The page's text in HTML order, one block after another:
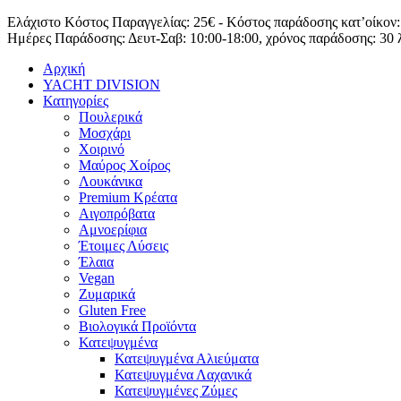
Μετάβαση
στο
Ελάχιστο Κόστος Παραγγελίας: 25€ - Κόστος παράδοσης
Ημέρες Παράδοσης: Δευτ-Σαβ: 10:00-18:00, χρόνος παράδοσης: 30
Αρχική
YACHT DIVISION
Κατηγορίες
Πουλερικά
Μοσχάρι
Χοιρινό
Μαύρος Χοίρος
Λουκάνικα
Premium Κρέατα
Αιγοπρόβατα
Αμνοερίφια
Έτοιμες Λύσεις
Έλαια
Vegan
Ζυμαρικά
Gluten Free
Βιολογικά Προϊόντα
Κατεψυγμένα
Κατεψυγμένα Αλιεύματα
Κατεψυγμένα Λαχανικά
Κατεψυγμένες Ζύμες